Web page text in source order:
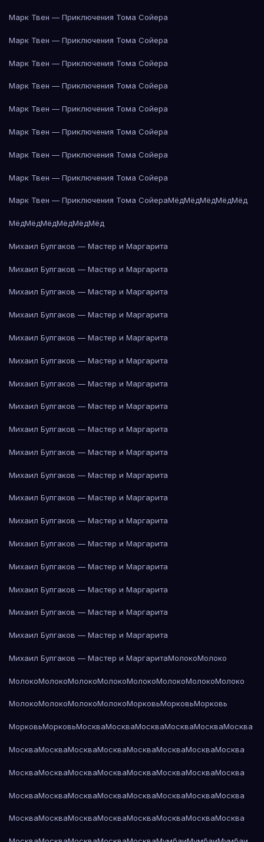
Марк Твен — Приключения Тома Сойера
Марк Твен — Приключения Тома Сойера
Марк Твен — Приключения Тома Сойера
Марк Твен — Приключения Тома Сойера
Марк Твен — Приключения Тома Сойера
Марк Твен — Приключения Тома Сойера
Марк Твен — Приключения Тома Сойера
Марк Твен — Приключения Тома Сойера
Марк Твен — Приключения Тома СойераМёдМёдМёдМёдМёд
МёдМёдМёдМёдМёдМёд
Михаил Булгаков — Мастер и Маргарита
Михаил Булгаков — Мастер и Маргарита
Михаил Булгаков — Мастер и Маргарита
Михаил Булгаков — Мастер и Маргарита
Михаил Булгаков — Мастер и Маргарита
Михаил Булгаков — Мастер и Маргарита
Михаил Булгаков — Мастер и Маргарита
Михаил Булгаков — Мастер и Маргарита
Михаил Булгаков — Мастер и Маргарита
Михаил Булгаков — Мастер и Маргарита
Михаил Булгаков — Мастер и Маргарита
Михаил Булгаков — Мастер и Маргарита
Михаил Булгаков — Мастер и Маргарита
Михаил Булгаков — Мастер и Маргарита
Михаил Булгаков — Мастер и Маргарита
Михаил Булгаков — Мастер и Маргарита
Михаил Булгаков — Мастер и Маргарита
Михаил Булгаков — Мастер и Маргарита
Михаил Булгаков — Мастер и МаргаритаМолокоМолоко
МолокоМолокоМолокоМолокоМолокоМолокоМолокоМолоко
МолокоМолокоМолокоМолокоМорковьМорковьМорковь
МорковьМорковьМоскваМоскваМоскваМоскваМоскваМосква
МоскваМоскваМоскваМоскваМоскваМоскваМоскваМосква
МоскваМоскваМоскваМоскваМоскваМоскваМоскваМосква
МоскваМоскваМоскваМоскваМоскваМоскваМоскваМосква
МоскваМоскваМоскваМоскваМоскваМоскваМоскваМосква